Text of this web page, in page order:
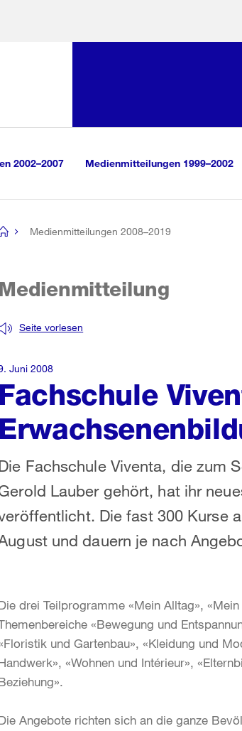
2002–2007 Medienmitteilungen 1999–2002
Medienmitteilungen 2008–2019
Fachschule
Seite vorlesen
Fachschule Viventa, die zum
Lauber gehört, hat ihr
Die fast 300 Kurse
und dauern je nach
Juni 2008
drei Teilprogramme «Mein Alltag»,
«Bewegung und
und Gartenbau», «Kleidung und
«Wohnen und Intérieur»,
Angebote richten sich an die ganze